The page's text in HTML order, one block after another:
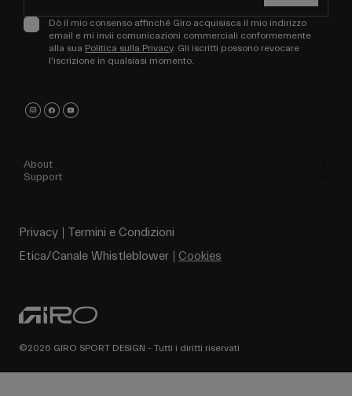
Dò il mio consenso affinché Giro acquisisca il mio indirizzo
email e mi invii comunicazioni commerciali conformemente
alla sua Politica sulla Privacy. Gli iscritti possono revocare
l'iscrizione in qualsiasi momento.
About
Support
Privacy
Termini e Condizioni
Etica/Canale Whistleblower
Cookies
©2026 GIRO SPORT DESIGN - Tutti i diritti riservati